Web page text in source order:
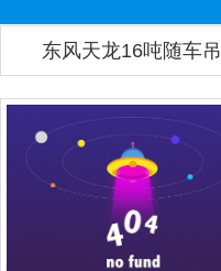
东风天龙16吨随车吊